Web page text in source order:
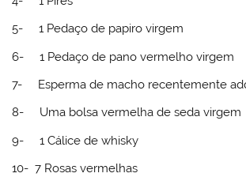
5- 1 Pedaço de papiro virgem
6- 1 Pedaço de pano vermelho virgem
7- Esperma de macho recentemente
8- Uma bolsa vermelha de seda virgem
9- 1 Cálice de whisky
10- 7 Rosas vermelhas